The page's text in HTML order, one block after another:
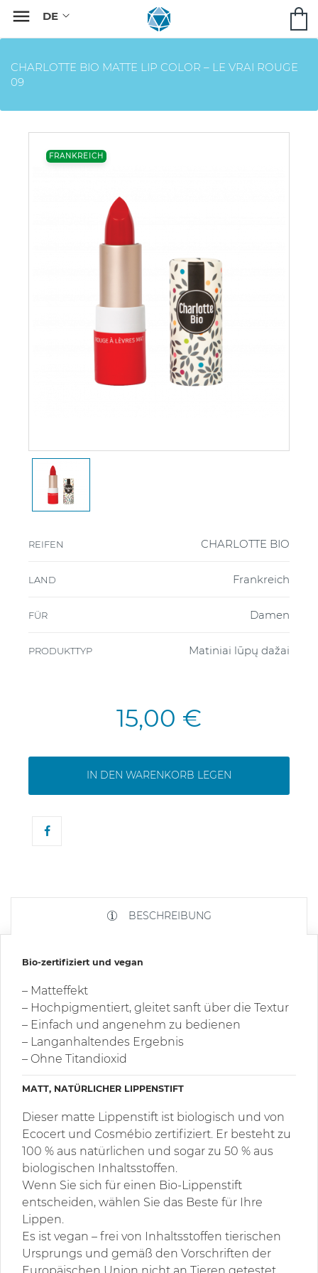

CHARLOTTE BIO MATTE LIP COLOR – LE VRAI ROUGE
09
FRANKREICH
REIFEN CHARLOTTE BIO
LAND Frankreich
FÜR Damen
PRODUKTTYP Matiniai lūpų dažai
15,00 €
IN DEN WARENKORB LEGEN
BESCHREIBUNG
Bio-zertifiziert und vegan
– Matteffekt
– Hochpigmentiert, gleitet sanft über die Textur
– Einfach und angenehm zu bedienen
– Langanhaltendes Ergebnis
– Ohne Titandioxid
MATT, NATÜRLICHER LIPPENSTIFT
Dieser matte Lippenstift ist biologisch und von
Ecocert und Cosmébio zertifiziert. Er besteht zu
100 % aus natürlichen und sogar zu 50 % aus
biologischen Inhaltsstoffen.
Wenn Sie sich für einen Bio-Lippenstift
entscheiden, wählen Sie das Beste für Ihre
Lippen.
Es ist vegan – frei von Inhaltsstoffen tierischen
Ursprungs und gemäß den Vorschriften der